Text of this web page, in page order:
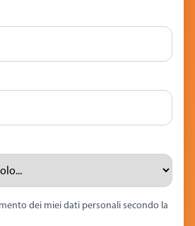
dei miei dati personali secondo la